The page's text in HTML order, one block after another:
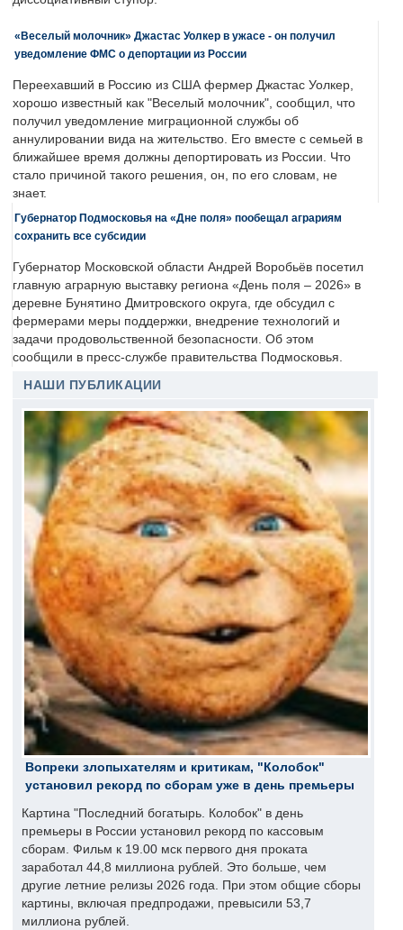
«Веселый молочник» Джастас Уолкер в ужасе - он получил
уведомление ФМС о депортации из России
Переехавший в Россию из США фермер Джастас Уолкер,
хорошо известный как "Веселый молочник", сообщил, что
получил уведомление миграционной службы об
аннулировании вида на жительство. Его вместе с семьей в
ближайшее время должны депортировать из России. Что
стало причиной такого решения, он, по его словам, не
знает.
Губернатор Подмосковья на «Дне поля» пообещал аграриям
сохранить все субсидии
Губернатор Московской области Андрей Воробьёв посетил
главную аграрную выставку региона «День поля – 2026» в
деревне Бунятино Дмитровского округа, где обсудил с
фермерами меры поддержки, внедрение технологий и
задачи продовольственной безопасности. Об этом
сообщили в пресс-службе правительства Подмосковья.
НАШИ ПУБЛИКАЦИИ
Вопреки злопыхателям и критикам, "Колобок"
установил рекорд по сборам уже в день премьеры
Картина "Последний богатырь. Колобок" в день
премьеры в России установил рекорд по кассовым
сборам. Фильм к 19.00 мск первого дня проката
заработал 44,8 миллиона рублей. Это больше, чем
другие летние релизы 2026 года. При этом общие сборы
картины, включая предпродажи, превысили 53,7
миллиона рублей.